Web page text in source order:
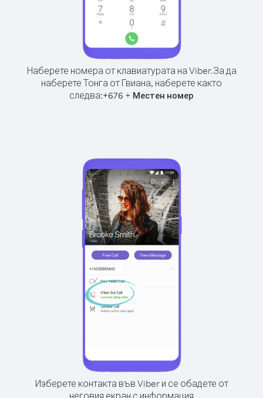
Наберете номера от клавиатурата на Viber.За да
наберете Тонга от Гвиана, наберете както
следва:+676 + Местен номер
Изберете контакта във Viber и се обадете от
неговия екран с информация